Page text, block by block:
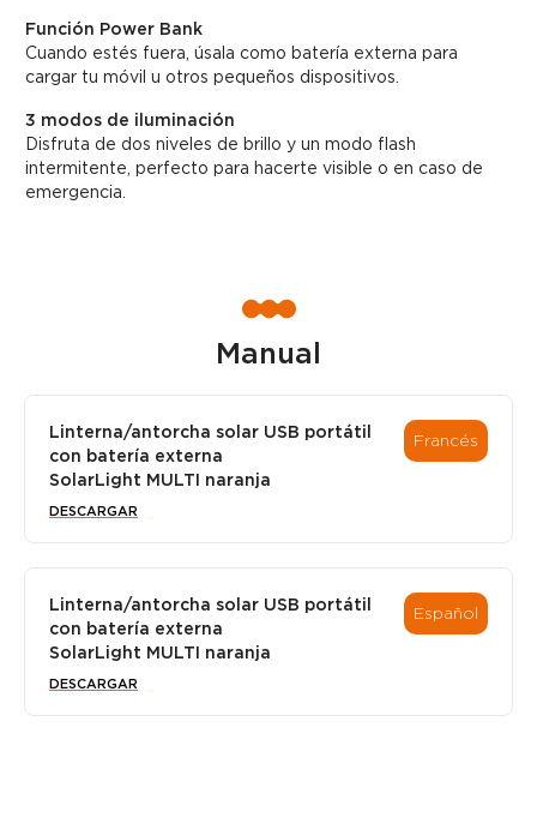
Función Power Bank
Cuando estés fuera, úsala como batería externa para
cargar tu móvil u otros pequeños dispositivos.
3 modos de iluminación
Disfruta de dos niveles de brillo y un modo flash
intermitente, perfecto para hacerte visible o en caso de
emergencia.
Manual
Linterna/antorcha solar USB portátil
con batería externa
SolarLight MULTI naranja
Francés
DESCARGAR
Linterna/antorcha solar USB portátil
con batería externa
SolarLight MULTI naranja
Español
DESCARGAR